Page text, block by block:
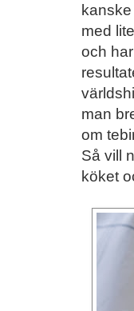
med
och
man
om
Så vill
köket